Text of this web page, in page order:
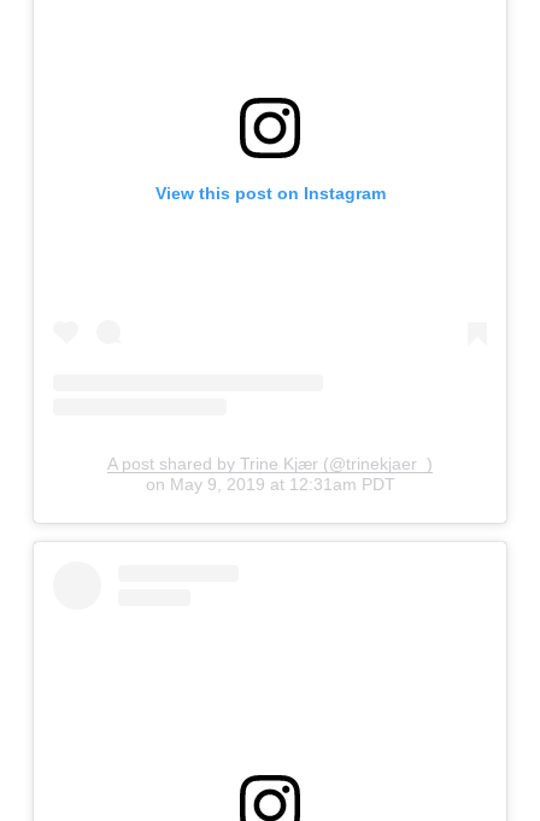
View this post on Instagram
A post shared by Trine Kjær (@trinekjaer_)
on May 9, 2019 at 12:31am PDT